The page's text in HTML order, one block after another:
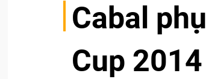
Cabal
Cup 2014